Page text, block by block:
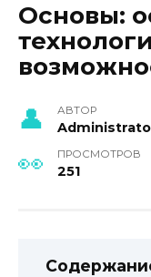
Основы:
АВТОР
ПРОСМОТРОВ
251